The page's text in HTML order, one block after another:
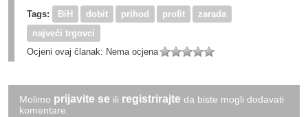
Tags: BiH dobit prihod profit
zarada
najveći trgovci
Ocjeni ovaj članak: Nema ocjena
Molimo prijavite se ili registrirajte da biste mogli dodavati
komentare.